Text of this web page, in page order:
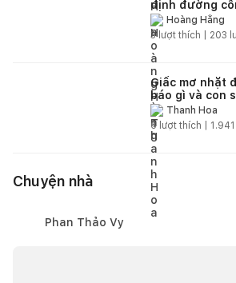
định đường
theo nhân
Hoàng Hằng
3lượt thích | 203
Giấc mơ nhặt
báo gì và con
Thanh Hoa
6 lượt thích | 1.941
Chuyện nhà
Phan Thảo Vy